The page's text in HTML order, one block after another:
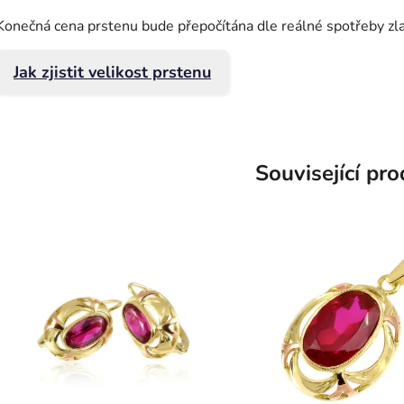
cena prstenu bude přepočítána dle reálné spotřeby
Jak zjistit velikost prstenu
Související